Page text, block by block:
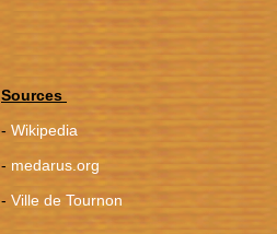
Sources
- Wikipedia
- medarus.org
- Ville de Tournon